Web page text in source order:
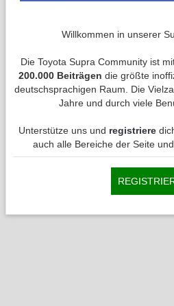
Willkommen in unserer
Die Toyota Supra Community ist
200.000 Beiträgen die größte
deutschsprachigen Raum. Die
Jahre und durch viele
Unterstütze uns und registriere
auch alle Bereiche der Seite